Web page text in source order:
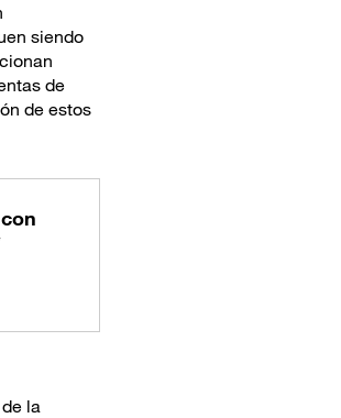
siendo
de
de estos
la